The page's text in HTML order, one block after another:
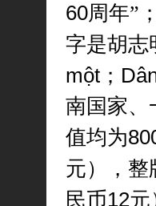
60周年”
字是胡志
một ；
南国家、
值均为
元），整
民币12元